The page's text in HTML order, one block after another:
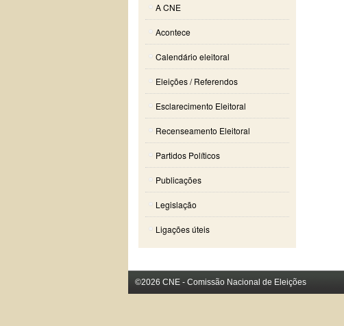
A CNE
Acontece
Calendário eleitoral
Eleições / Referendos
Esclarecimento Eleitoral
Recenseamento Eleitoral
Partidos Políticos
Publicações
Legislação
Ligações úteis
©2026 CNE - Comissão Nacional de Eleições